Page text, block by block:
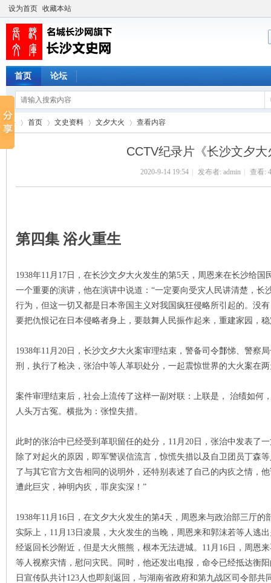
设为首页 收藏本站
首页 论坛
首页 文史资料 文夕大火 查看内容
CCTV纪录片《长沙文夕
2020-9-14 19:54 发布者: admin 查看:
第四集 浴火重生
1938年11月17日，在长沙文夕大火发生的第5天，周恩来在长沙给
一个重要的演讲，他在演讲中说道：“一定要向受灾人民讲清楚，长
行为，但这一切又都是日本帝国主义对我国疯狂侵略所引起的。没
要把仇恨记在日本侵略者身上，要鼓舞人民振作起来，重建家园，
1938年11月20日，长沙文夕大火案审理结束，警备司令鄷悌、警察
刑，执行了枪决，张治中等人革职处分，一起震惊世界的大火案在
案件审理结束后，社会上流传了这样一副对联：上联是， 治绩如何
人头万古冤。横批为：张惶失措。
此时的张治中已经受到革职留任的处分，11月20日，张治中发表了
除了对起火的原因，即军警误信流言，惊慌失措以及自卫团员丁森
了与其它官方文告相同的说明外，还特别表述了自己的内疚之情，
遭此巨灾，神明内疚，罪戾实深！”
1938年11月16日，在文夕大火发生的第4天，周恩来与政治部三厅
实际上，11月13日凌晨，大火发生的当晚，周恩来和郭沫若等人逃
经返回长沙附近，但是大火熊熊，根本无法进城。11月16日，周恩
等人视察灾情，慰问灾民。同时，他还发出电报，命令已经抵达衡
日宣传队共计123人也即刻返回，与湖南省政府和第九战区司令部共